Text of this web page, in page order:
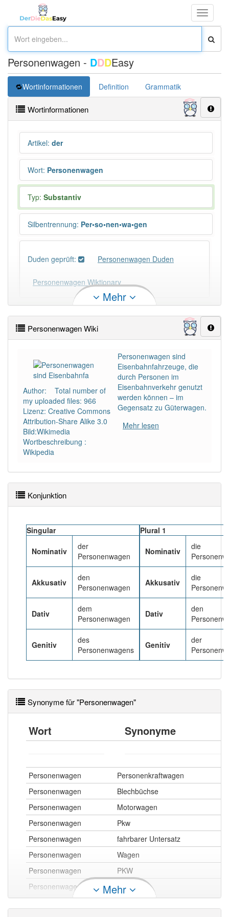
Toggle
Personenwagen - DDDEasy
Wortinformationen Definition Grammatik
Wortinformationen
Artikel: der
Wort: Personenwagen
Typ: Substantiv
Silbentrennung: Per•so•nen•wa•gen
Duden geprüft: Personenwagen Duden
Personenwagen Wiktionary
DIE: 42Ausnahmen Beispiele
DAS: 198Ausnahmen Beispiele
PowerIndex:3
Häufigkeit: 4 von 10
Wörter mit Endung-personenwagen: 1
Wörter mit Endung-personenwagenaber mit einem
99% unserer Spielapp-Nutzer haben den Artikel
korrekt erraten.
Mehr
Personenwagen Wiki
Author: Total number of
my uploaded files: 966
Lizenz: Creative Commons
Attribution-Share Alike 3.0
Bild:Wikimedia
Wortbeschreibung :
Wikipedia
Personenwagen sind
Eisenbahnfahrzeuge, die
durch Personen im
Eisenbahnverkehr genutzt
werden können – im
Gegensatz zu Güterwagen.
Mehr lesen
Konjunktion
Singular
Nominativ
der
Personenwagen
Akkusativ
den
Personenwagen
Dativ
dem
Personenwagen
Genitiv
des
Personenwagens
Plural 1
Nominativ
die
Akkusativ
die
Dativ
den
Genitiv
der
Synonyme für "Personenwagen"
Wort Synonyme
Personenwagen
Personenkraftwagen
Personenwagen
Blechbüchse
Personenwagen
Motorwagen
Personenwagen
Pkw
Personenwagen
fahrbarer Untersatz
Personenwagen
Wagen
Personenwagen
PKW
Personenwagen
Auto
Mehr